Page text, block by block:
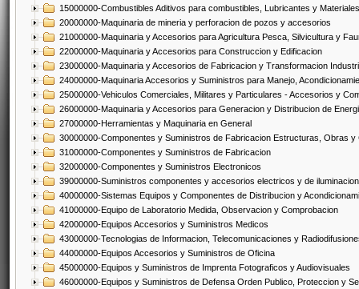
15000000-Combustibles Aditivos para combustibles, Lubricantes y
20000000-Maquinaria de mineria y perforacion de pozos y accesorios
21000000-Maquinaria y Accesorios para Agricultura Pesca, Silvicultura y
22000000-Maquinaria y Accesorios para Construccion y Edificacion
23000000-Maquinaria y Accesorios de Fabricacion y Transformacion
24000000-Maquinaria Accesorios y Suministros para Manejo,
25000000-Vehiculos Comerciales, Militares y Particulares - Accesorios y
26000000-Maquinaria y Accesorios para Generacion y Distribucion de
27000000-Herramientas y Maquinaria en General
30000000-Componentes y Suministros de Fabricacion Estructuras, Obras
31000000-Componentes y Suministros de Fabricacion
32000000-Componentes y Suministros Electronicos
39000000-Suministros componentes y accesorios electricos y de iluminacion
40000000-Sistemas Equipos y Componentes de Distribucion y
41000000-Equipo de Laboratorio Medida, Observacion y Comprobacion
42000000-Equipos Accesorios y Suministros Medicos
43000000-Tecnologias de Informacion, Telecomunicaciones y
44000000-Equipos Accesorios y Suministros de Oficina
45000000-Equipos y Suministros de Imprenta Fotograficos y Audiovisuales
46000000-Equipos y Suministros de Defensa Orden Publico, Proteccion y